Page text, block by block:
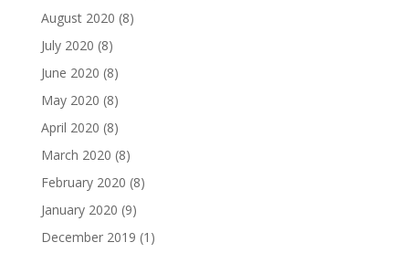
August 2020 (8)
July 2020 (8)
June 2020 (8)
May 2020 (8)
April 2020 (8)
March 2020 (8)
February 2020 (8)
January 2020 (9)
December 2019 (1)